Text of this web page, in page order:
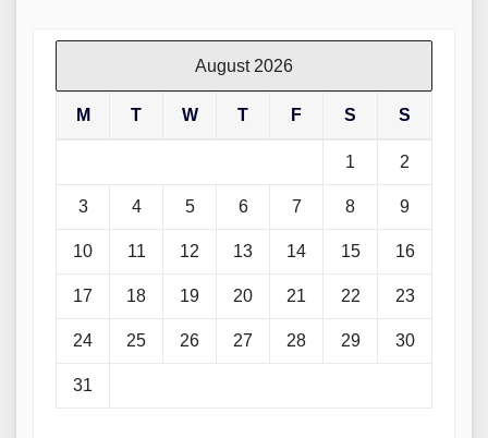
August 2026
M T W T F S S
1 2
3 4 5 6 7 8 9
10 11 12 13 14 15 16
17 18 19 20 21 22 23
24 25 26 27 28 29 30
31